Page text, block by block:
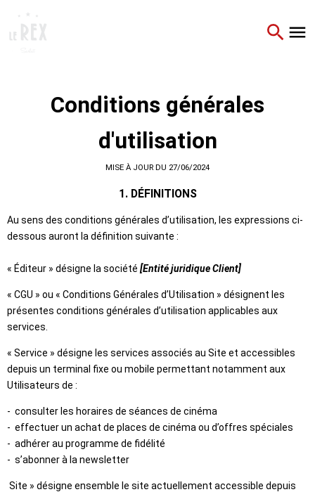
Conditions générales
d'utilisation
MISE À JOUR DU 27/06/2024
1. DÉFINITIONS
Au sens des conditions générales d’utilisation, les expressions ci-
dessous auront la définition suivante :
« Éditeur » désigne la société [Entité juridique Client]
« CGU » ou « Conditions Générales d’Utilisation » désignent les
présentes conditions générales d’utilisation applicables aux
services.
« Service » désigne les services associés au Site et accessibles
depuis un terminal fixe ou mobile permettant notamment aux
Utilisateurs de :
- consulter les horaires de séances de cinéma
- effectuer un achat de places de cinéma ou d’offres spéciales
- adhérer au programme de fidélité
- s’abonner à la newsletter
Site » désigne ensemble le site actuellement accessible depuis